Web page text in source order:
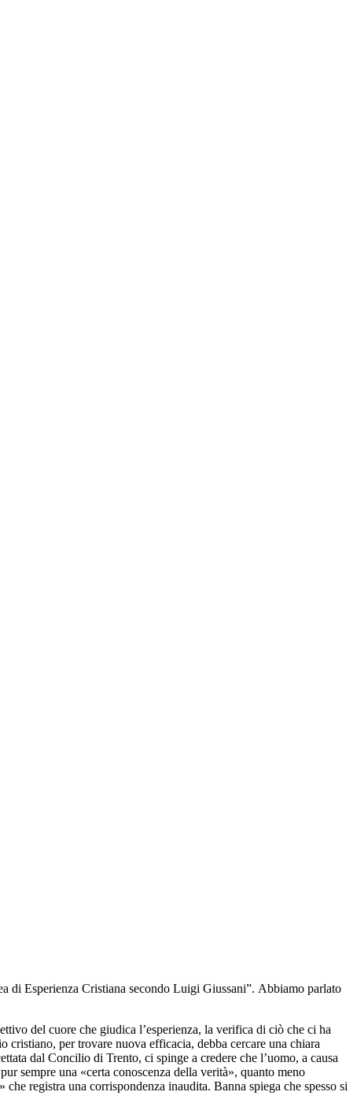
di Esperienza Cristiana secondo Luigi Giussani”. Abbiamo parlato
del cuore che giudica l’esperienza, la verifica di ciò che ci ha
cristiano, per trovare nuova efficacia, debba cercare una chiara
dal Concilio di Trento, ci spinge a credere che l’uomo, a causa
sempre una «certa conoscenza della verità», quanto meno
registra una corrispondenza inaudita. Banna spiega che spesso si